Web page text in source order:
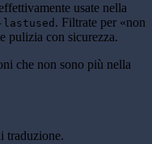
usate nella
. Filtrate per «non
pulizia con sicurezza.
che non sono più nella
traduzione.